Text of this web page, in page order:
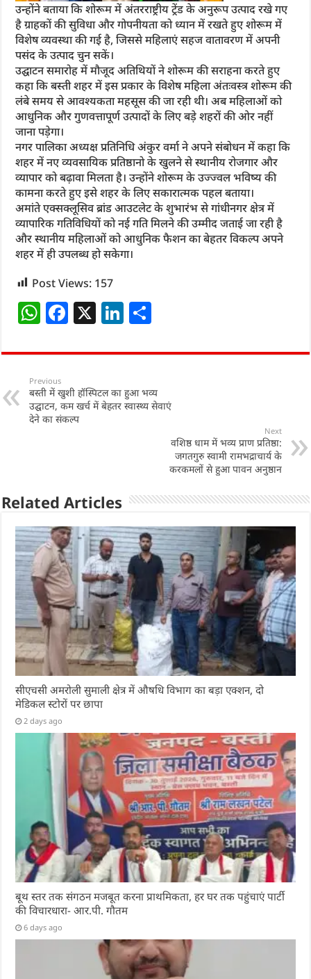
उन्होंने बताया कि शोरूम में अंतरराष्ट्रीय ट्रेंड के अनुरूप उत्पाद रखे गए
है ग्राहकों की सुविधा और गोपनीयता को ध्यान में रखते हुए शोरूम में
विशेष व्यवस्था की गई है, जिससे महिलाएं सहज वातावरण में अपनी
पसंद के उत्पाद चुन सकें।
उद्घाटन समारोह में मौजूद अतिथियों ने शोरूम की सराहना करते हुए
कहा कि बस्ती शहर में इस प्रकार के विशेष महिला अंतःवस्त्र शोरूम की
लंबे समय से आवश्यकता महसूस की जा रही थी। अब महिलाओं को
आधुनिक और गुणवत्तापूर्ण उत्पादों के लिए बड़े शहरों की ओर नहीं
जाना पड़ेगा।
नगर पालिका अध्यक्ष प्रतिनिधि अंकुर वर्मा ने अपने संबोधन में कहा कि
शहर में नए व्यवसायिक प्रतिष्ठानो के खुलने से स्थानीय रोजगार और
व्यापार को बढ़ावा मिलता है। उन्होंने शोरूम के उज्ज्वल भविष्य की
कामना करते हुए इसे शहर के लिए सकारात्मक पहल बताया।
अमांते एक्सक्लूसिव ब्रांड आउटलेट के शुभारंभ से गांधीनगर क्षेत्र में
व्यापारिक गतिविधियों को नई गति मिलने की उम्मीद जताई जा रही है
और स्थानीय महिलाओं को आधुनिक फैशन का बेहतर विकल्प अपने
शहर में ही उपलब्ध हो सकेगा।
Post Views: 157
W
at
s
A
p
F
c
e
b
o
X Li
k
dI
ar
Previous
बस्ती में खुशी हॉस्पिटल का हुआ भव्य
उद्घाटन, कम खर्च में बेहतर स्वास्थ्य सेवाएं
देने का संकल्प
Next
वशिष्ठ धाम में भव्य प्राण प्रतिष्ठा:
जगतगुरु स्वामी रामभद्राचार्य के
करकमलों से हुआ पावन अनुष्ठान
Related Articles
सीएचसी अमरोली सुमाली क्षेत्र में औषधि विभाग का बड़ा एक्शन, दो
मेडिकल स्टोरों पर छापा
2 days ago
बूथ स्तर तक संगठन मजबूत करना प्राथमिकता, हर घर तक पहुंचाएं पार्टी
की विचारधारा- आर.पी. गौतम
6 days ago